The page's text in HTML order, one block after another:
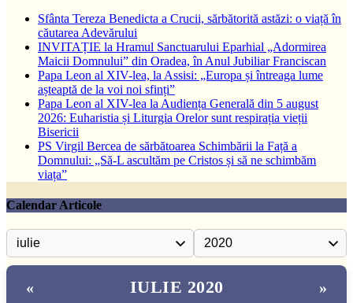
Sfânta Tereza Benedicta a Crucii, sărbătorită astăzi: o viață în
căutarea Adevărului
INVITAȚIE la Hramul Sanctuarului Eparhial „Adormirea
Maicii Domnului” din Oradea, în Anul Jubiliar Franciscan
Papa Leon al XIV-lea, la Assisi: „Europa și întreaga lume
așteaptă de la voi noi sfinți”
Papa Leon al XIV-lea la Audiența Generală din 5 august
2026: Euharistia și Liturgia Orelor sunt respirația vieții
Bisericii
PS Virgil Bercea de sărbătoarea Schimbării la Față a
Domnului: „Să-L ascultăm pe Cristos și să ne schimbăm
viața”
Calendar Articole
« IULIE 2020 »